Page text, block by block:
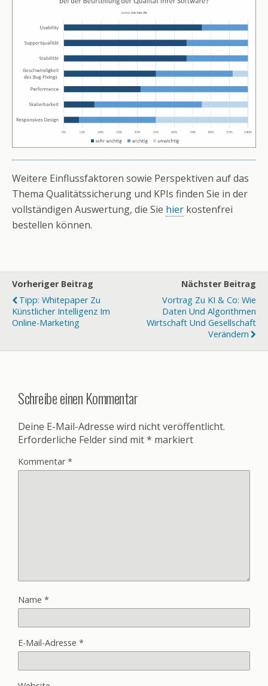
Weitere Einflussfaktoren sowie Perspektiven auf das
Thema Qualitätssicherung und KPIs finden Sie in der
vollständigen Auswertung, die Sie hier kostenfrei
bestellen können.
Vorheriger Beitrag
Tipp: Whitepaper Zu
Künstlicher Intelligenz Im
Online-Marketing
Nächster Beitrag
Vortrag Zu KI & Co: Wie
Daten Und Algorithmen
Wirtschaft Und Gesellschaft
Verändern
Schreibe einen Kommentar
Deine E-Mail-Adresse wird nicht veröffentlicht.
Erforderliche Felder sind mit* markiert
Kommentar*
Name *
E-Mail-Adresse *